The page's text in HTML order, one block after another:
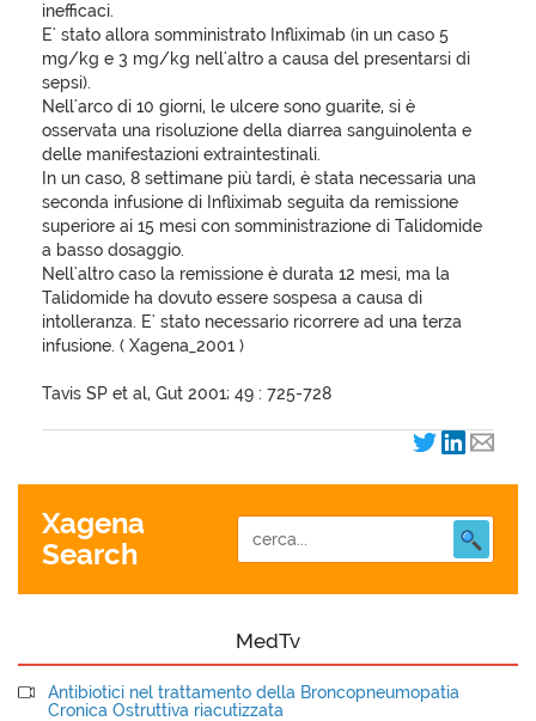
inefficaci.
E' stato allora somministrato Infliximab (in un caso 5
mg/kg e 3 mg/kg nell'altro a causa del presentarsi di
sepsi).
Nell'arco di 10 giorni, le ulcere sono guarite, si è
osservata una risoluzione della diarrea sanguinolenta e
delle manifestazioni extraintestinali.
In un caso, 8 settimane più tardi, è stata necessaria una
seconda infusione di Infliximab seguita da remissione
superiore ai 15 mesi con somministrazione di Talidomide
a basso dosaggio.
Nell'altro caso la remissione è durata 12 mesi, ma la
Talidomide ha dovuto essere sospesa a causa di
intolleranza. E' stato necessario ricorrere ad una terza
infusione. ( Xagena_2001 )
Tavis SP et al, Gut 2001; 49 : 725-728
Xagena
Search
MedTv
Antibiotici nel trattamento della Broncopneumopatia
Cronica Ostruttiva riacutizzata